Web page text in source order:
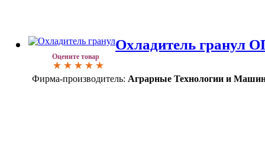
Оцените товар
Охладитель гранул
Фирма-производитель: Аграрные Технологии и